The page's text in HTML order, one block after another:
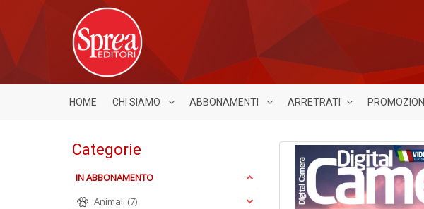
HOME CHI SIAMO ABBONAMENTI ARRETRATI PROMOZIONI
Categorie
IN ABBONAMENTO
Animali (7)